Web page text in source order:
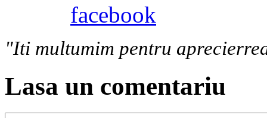
"Iti multumim pentru
Lasa un comentariu